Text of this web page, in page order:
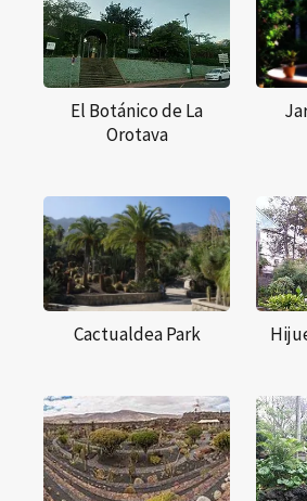
El Botánico de La
Orotava
Cactualdea Park